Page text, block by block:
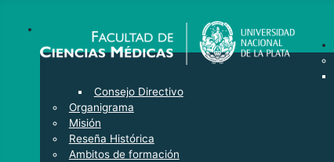
Consejo Directivo
Organigrama
Misión
Reseña Histórica
Ambitos de formación